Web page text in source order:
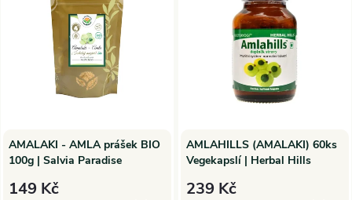
p
r
Abecedně
p
AMALAKI - AMLA prášek BIO
100g | Salvia Paradise
149 Kč
AMLAHILLS (AMALAKI) 60ks
Vegekapslí | Herbal Hills
239 Kč